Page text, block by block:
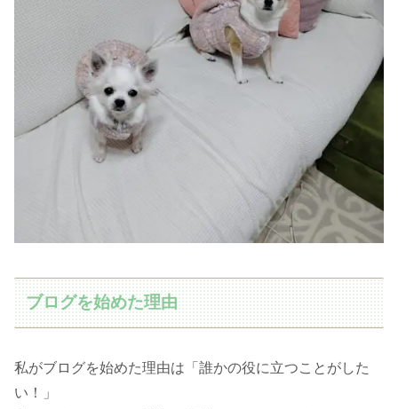
ブログを始めた理由
私がブログを始めた理由は「誰かの役に立つことがした
い！」